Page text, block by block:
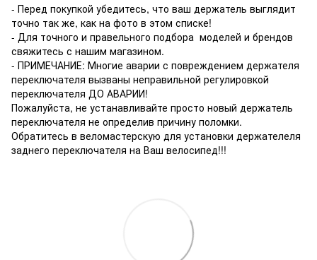
- Перед покупкой убедитесь, что ваш держатель выглядит
точно так же, как на фото в этом списке!
- Для точного и правельного подбора моделей и брендов
свяжитесь с нашим магазином.
- ПРИМЕЧАНИЕ: Многие аварии с повреждением держателя
переключателя вызваны неправильной регулировкой
переключателя ДО АВАРИИ!
Пожалуйста, не устанавливайте просто новый держатель
переключателя не определив причину поломки.
Обратитесь в веломастерскую для установки держателеля
заднего переключателя на Ваш велосипед!!!